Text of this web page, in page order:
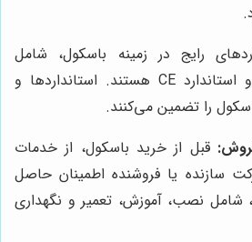
رایج در زمینه باسکول، شامل
استاندارد OIML و استاندارد CE هستند. استانداردها و
را تضمین می‌کنند.
قبل از خرید باسکول، از خدمات
سازنده یا فروشنده اطمینان حاصل
شامل نصب، آموزش، تعمیر و نگهداری